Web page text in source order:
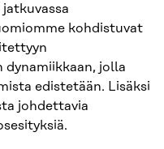
kohdistuvat
dynamiikkaan, jolla
edistetään. Lisäksi
johdettavia